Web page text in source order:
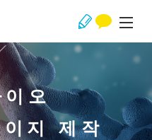
오
지 제작